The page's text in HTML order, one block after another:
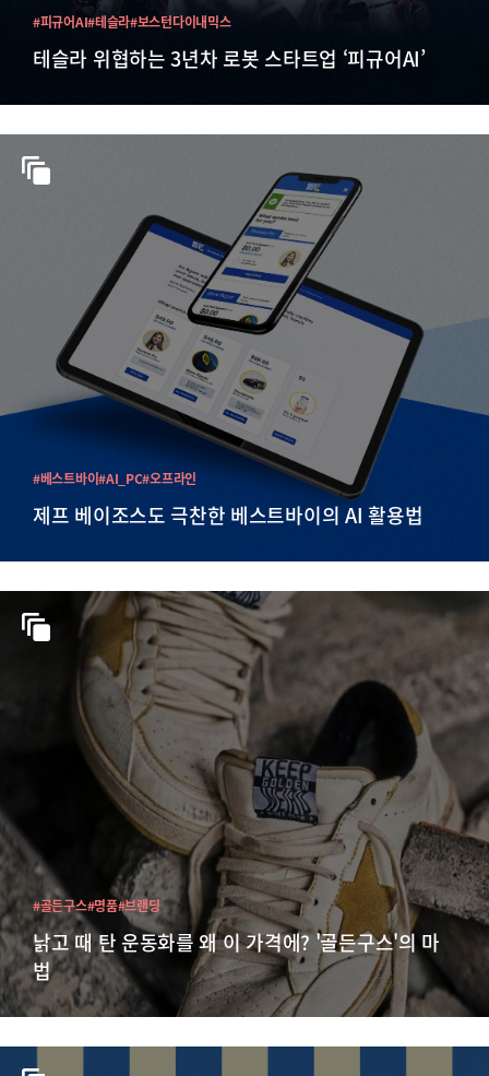
테슬라 위협하는 3년차 로봇 스타트업 ‘피규어AI’
#피규어AI#테슬라#보스턴다이내믹스
제프 베이조스도 극찬한 베스트바이의 AI 활용법
#베스트바이#AI_PC#오프라인
낡고 때 탄 운동화를 왜 이 가격에? '골든구스'의 마
법
#골든구스#명품#브랜딩